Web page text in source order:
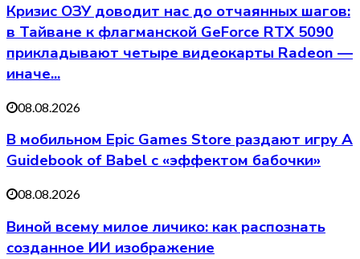
Кризис ОЗУ доводит нас до отчаянных шагов:
в Тайване к флагманской GeForce RTX 5090
прикладывают четыре видеокарты Radeon —
иначе...
08.08.2026
В мобильном Epic Games Store раздают игру A
Guidebook of Babel с «эффектом бабочки»
08.08.2026
Виной всему милое личико: как распознать
созданное ИИ изображение